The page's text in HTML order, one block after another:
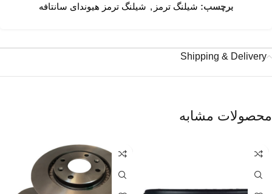
برچسب: شیلنگ ترمز , شیلنگ ترمز هیوندای سانتافه
Shipping & Delivery
محصولات مشابه